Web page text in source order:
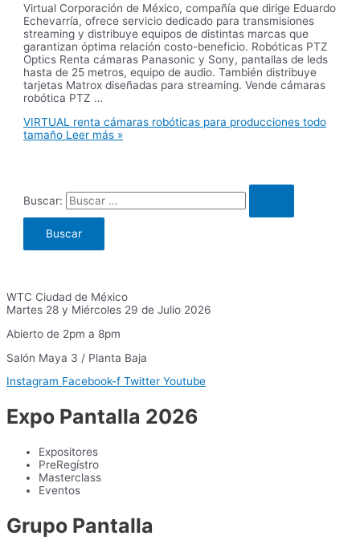
Virtual Corporación de México, compañía que dirige Eduardo
Echevarría, ofrece servicio dedicado para transmisiones
streaming y distribuye equipos de distintas marcas que
garantizan óptima relación costo-beneficio. Robóticas PTZ
Optics Renta cámaras Panasonic y Sony, pantallas de leds
hasta de 25 metros, equipo de audio. También distribuye
tarjetas Matrox diseñadas para streaming. Vende cámaras
robótica PTZ …
VIRTUAL renta cámaras robóticas para producciones todo
tamaño Leer más »
Buscar:
WTC Ciudad de México
Martes 28 y Miércoles 29 de Julio 2026
Abierto de 2pm a 8pm
Salón Maya 3 / Planta Baja
Instagram Facebook-f Twitter Youtube
Expo Pantalla 2026
Expositores
PreRegístro
Masterclass
Eventos
Grupo Pantalla